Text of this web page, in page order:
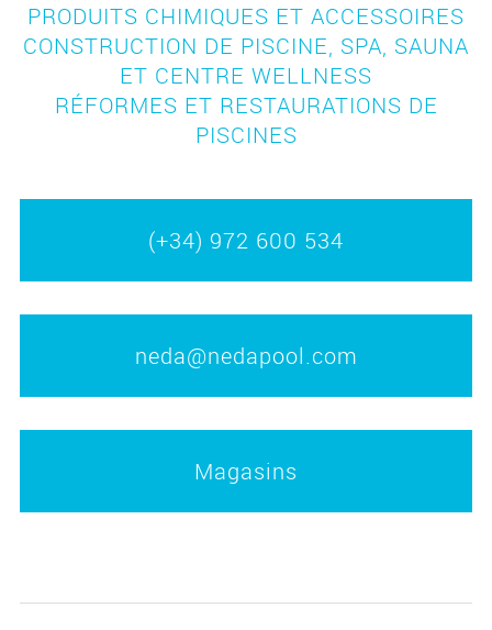
PRODUITS CHIMIQUES ET ACCESSOIRES
CONSTRUCTION DE PISCINE, SPA, SAUNA
ET CENTRE WELLNESS
RÉFORMES ET RESTAURATIONS DE
PISCINES
(+34) 972 600 534
neda@nedapool.com
Magasins